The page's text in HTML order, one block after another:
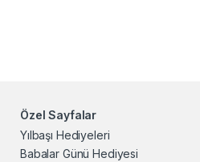
Özel Sayfalar
Yılbaşı Hediyeleri
Babalar Günü Hediyesi